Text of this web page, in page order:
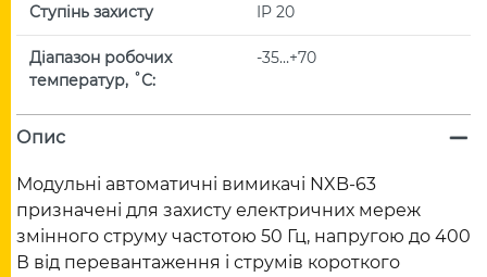
Ступінь захисту IP 20
Діапазон робочих
температур, ˚С:
-35…+70
Опис
Модульні автоматичні вимикачі NXB-63
призначені для захисту електричних мереж
змінного струму частотою 50 Гц, напругою до 400
В від перевантаження і струмів короткого